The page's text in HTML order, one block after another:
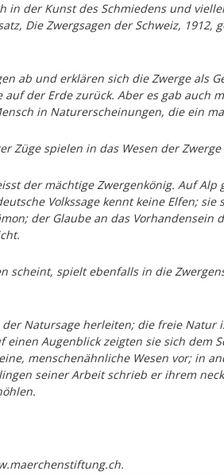
der Kunst des Schmiedens und
Die Zwergsagen der Schweiz,
ab und erklären sich die Zwerge als
der Erde zurück. Aber es gab auch
in Naturerscheinungen, die ein
Züge spielen in das Wesen der
der mächtige Zwergenkönig. Auf
Volkssage kennt keine Elfen;
der Glaube an das
scheint, spielt ebenfalls in die
Natursage herleiten; die freie
Augenblick zeigten sie sich dem
menschenähnliche Wesen vor; in
seiner Arbeit schrieb er ihrem